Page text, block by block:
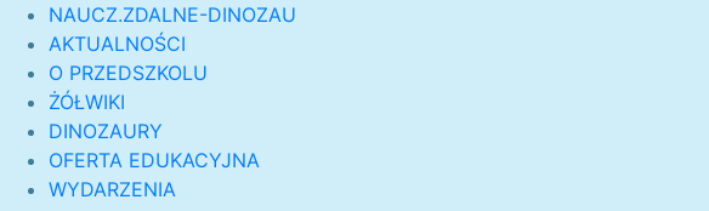
NAUCZ.ZDALNE-DINOZAU
AKTUALNOŚCI
O PRZEDSZKOLU
ŻÓŁWIKI
DINOZAURY
OFERTA EDUKACYJNA
WYDARZENIA